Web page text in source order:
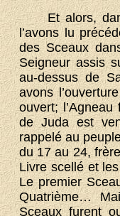
Et alors,
l’avons lu
des Sceaux
Seigneur assis
au-dessus de
avons
ouvert;
de Juda est
rappelé au
du 17 au 24,
Livre scellé et
Le premier
Quatrième…
Sceaux furent